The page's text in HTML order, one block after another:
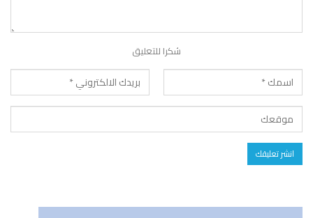
شكرا للتعليق